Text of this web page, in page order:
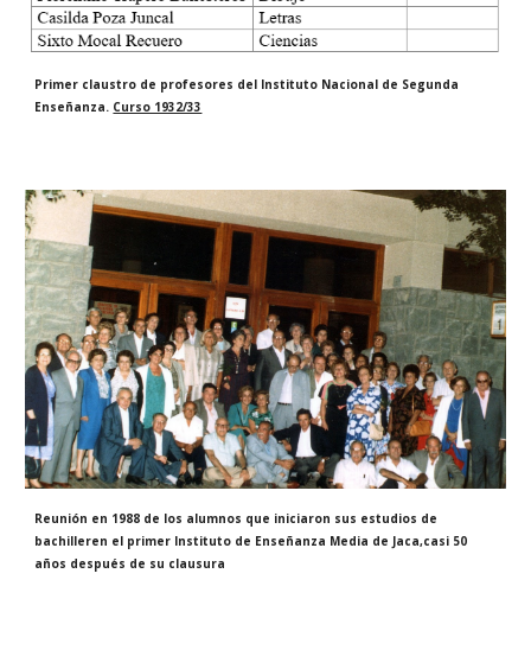
Primer claustro de profesores del Instituto Nacional de Segunda
Enseñanza. Curso 1932/33
Reunión en 1988 de los alumnos que iniciaron sus estudios de
bachilleren el primer Instituto de Enseñanza Media de Jaca,casi 50
años después de su clausura